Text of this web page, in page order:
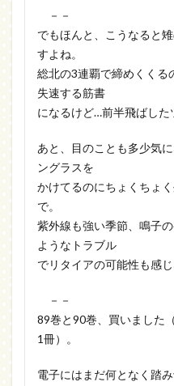
－－
でもほんと、こうなると
すよね。
総北の3連覇で締めくくる
失速する筋書
になるけど…前半飛ばした
あと、目のことも多少気
ングラスを
かけてるのにちょくちょ
で。
紫外線も強い季節、鳴子
ようなトラブル
でリタイアの可能性も感じ
－－
89巻と90巻、買いました
1冊）。
電子にはまだ何となく踏